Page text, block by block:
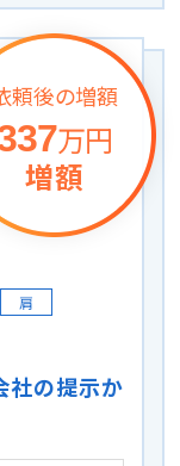
肩
社の提示か
頼後の増額
万円
増額